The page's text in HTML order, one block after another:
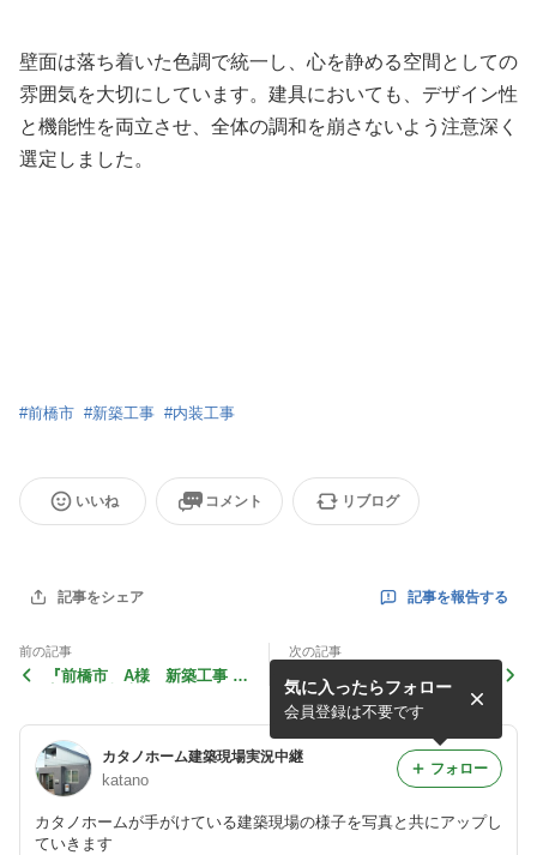
壁面は落ち着いた色調で統一し、心を静める空間としての
雰囲気を大切にしています。建具においても、デザイン性
と機能性を両立させ、全体の調和を崩さないよう注意深く
選定しました。
#前橋市 #新築工事 #内装工事
いいね コメント リブログ
記事をシェア 記事を報告する
前の記事
『前橋市 A様 新築工事 -
次の記事
カタノホーム建築現場実況中継
katano
カタノホームが手がけている建築現場の様子を写真と共にアップし
ていきます
気に入ったらフォロー
会員登録は不要です
フォロー